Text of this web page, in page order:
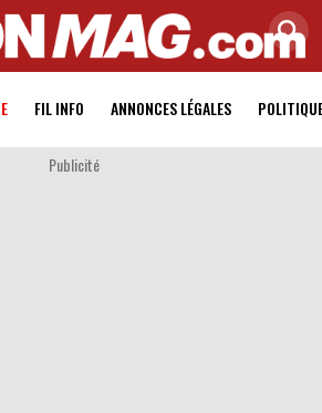
FIL INFO ANNONCES LÉGALES
Publicité